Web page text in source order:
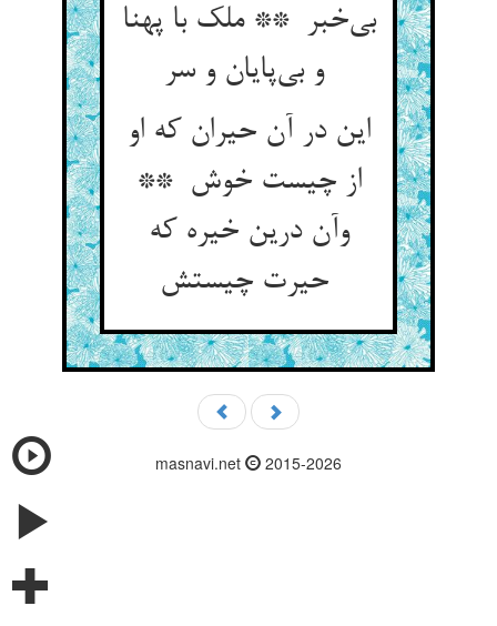
بی‌خبر ** ملک با پهنا
و بی‌پایان و سر
این در آن حیران که او
از چیست خوش **
وآن درین خیره که
masnavi.net 2015-2026